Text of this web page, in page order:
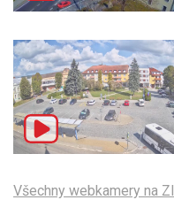
Všechny webkamery na